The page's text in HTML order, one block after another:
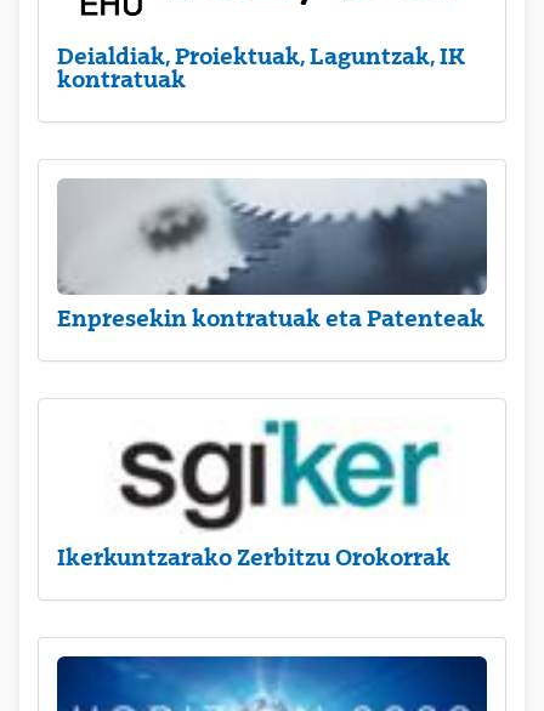
Deialdiak, Proiektuak, Laguntzak, IK
kontratuak
Enpresekin kontratuak eta Patenteak
Ikerkuntzarako Zerbitzu Orokorrak